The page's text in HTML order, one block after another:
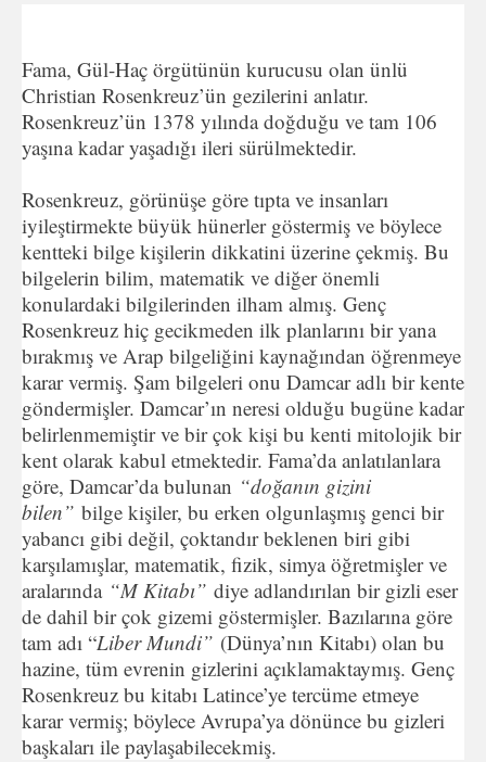
Fama, Gül-Haç örgütünün kurucusu olan ünlü
Christian Rosenkreuz’ün gezilerini anlatır.
Rosenkreuz’ün 1378 yılında doğduğu ve tam 106
yaşına kadar yaşadığı ileri sürülmektedir.
Rosenkreuz, görünüşe göre tıpta ve insanları
iyileştirmekte büyük hünerler göstermiş ve böylece
kentteki bilge kişilerin dikkatini üzerine çekmiş. Bu
bilgelerin bilim, matematik ve diğer önemli
konulardaki bilgilerinden ilham almış. Genç
Rosenkreuz hiç gecikmeden ilk planlarını bir yana
bırakmış ve Arap bilgeliğini kaynağından öğrenmeye
karar vermiş. Şam bilgeleri onu Damcar adlı bir kente
göndermişler. Damcar’ın neresi olduğu bugüne kadar
belirlenmemiştir ve bir çok kişi bu kenti mitolojik bir
kent olarak kabul etmektedir. Fama’da anlatılanlara
göre, Damcar’da bulunan “doğanın gizini
bilen” bilge kişiler, bu erken olgunlaşmış genci bir
yabancı gibi değil, çoktandır beklenen biri gibi
karşılamışlar, matematik, fizik, simya öğretmişler ve
aralarında “M Kitabı” diye adlandırılan bir gizli eser
de dahil bir çok gizemi göstermişler. Bazılarına göre
tam adı “Liber Mundi” (Dünya’nın Kitabı) olan bu
hazine, tüm evrenin gizlerini açıklamaktaymış. Genç
Rosenkreuz bu kitabı Latince’ye tercüme etmeye
karar vermiş; böylece Avrupa’ya dönünce bu gizleri
başkaları ile paylaşabilecekmiş.